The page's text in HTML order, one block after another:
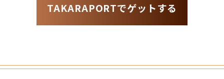
TAKARAPORTでゲットする